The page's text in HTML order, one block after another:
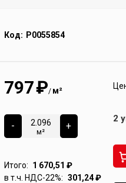
Код: Р0055854
797₽/ м²
-
м²
+
Итого: 1 670,51 ₽
в т.ч. НДС-22%: 301,24₽
2